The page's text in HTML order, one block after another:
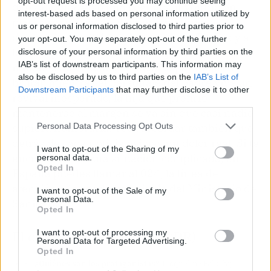
interest-based ads based on personal information utilized by
us or personal information disclosed to third parties prior to
your opt-out. You may separately opt-out of the further
disclosure of your personal information by third parties on the
IAB’s list of downstream participants. This information may
also be disclosed by us to third parties on the IAB’s List of
Downstream Participants that may further disclose it to other
Personal Data Processing Opt Outs
I want to opt-out of the Sharing of my
personal data.
Opted In
I want to opt-out of the Sale of my
Personal Data.
Opted In
I want to opt-out of processing my
Personal Data for Targeted Advertising.
Opted In
queColombo vive una segunda juventud en
plataformas, con una generación nueva
descubriendo al detective gracias a TikTok y a
los recopilatorios de escenas que circulan a
millones de visualizaciones. La paradoja es
brutal: mientras el personaje del padre vive un
revival inesperado, la hija que prefirió
supiera nombrarla. Toca recordar también que
detrás de cada noticia así hay un dolor real. Si te
encuentras en una situación complicada, en
España puedes llamar al 024, la línea de
atención a la conducta suicida del Ministerio de
Sanidad.
El chisme en 3 claves (TL;DR)